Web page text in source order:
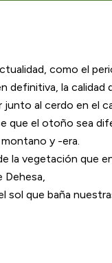
como el
definitiva, la calidad
al cerdo en el
que el otoño sea
y -era.
la vegetación que
Dehesa,
que baña